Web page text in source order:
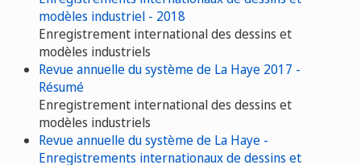
modèles industriel - 2018
Enregistrement international des dessins et
modèles industriels
Revue annuelle du système de La Haye 2017 -
Résumé
Enregistrement international des dessins et
modèles industriels
Revue annuelle du système de La Haye -
Enregistrements internationaux de dessins et